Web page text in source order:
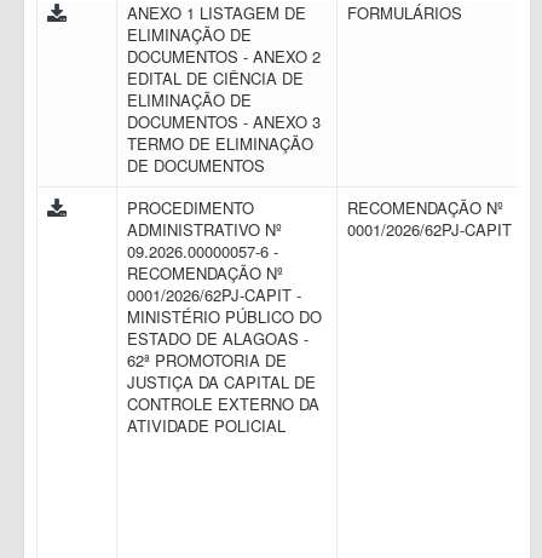
ANEXO 1 LISTAGEM DE
ELIMINAÇÃO DE
DOCUMENTOS - ANEXO 2
EDITAL DE CIÊNCIA DE
ELIMINAÇÃO DE
DOCUMENTOS - ANEXO 3
TERMO DE ELIMINAÇÃO
DE DOCUMENTOS
FORMULÁRIOS
PROCEDIMENTO
ADMINISTRATIVO Nº
09.2026.00000057-6 -
RECOMENDAÇÃO Nº
0001/2026/62PJ-CAPIT -
MINISTÉRIO PÚBLICO DO
ESTADO DE ALAGOAS -
62ª PROMOTORIA DE
JUSTIÇA DA CAPITAL DE
CONTROLE EXTERNO DA
ATIVIDADE POLICIAL
RECOMENDAÇÃO Nº
0001/2026/62PJ-CAPIT